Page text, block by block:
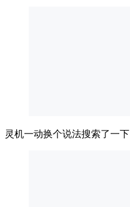
灵机一动换个说法搜索了一下